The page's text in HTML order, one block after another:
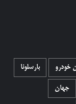
خودرو بارسلونا
جهان